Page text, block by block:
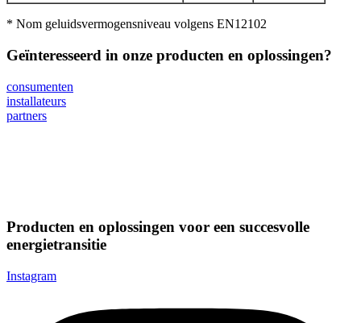
* Nom geluidsvermogensniveau volgens EN12102
Geïnteresseerd in onze producten en oplossingen?
consumenten
installateurs
partners
Producten en oplossingen voor een succesvolle
energietransitie
Instagram